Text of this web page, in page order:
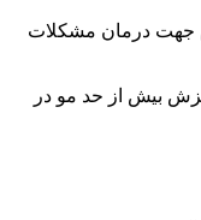
جهت درمان مشکلات
بیش از حد مو در